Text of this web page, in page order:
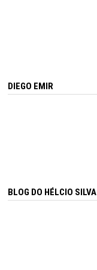
DIEGO EMIR
BLOG DO HÉLCIO SILVA